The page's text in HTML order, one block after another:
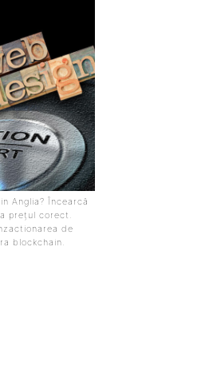
Anglia? Încearcă
prețul corect.
de
blockchain.